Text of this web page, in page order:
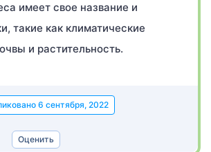
имеет свое название и
такие как климатические
и растительность.
6 сентября, 2022
Оценить